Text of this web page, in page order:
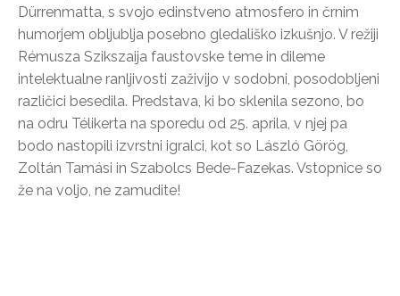
Dürrenmatta, s svojo edinstveno atmosfero in črnim
humorjem obljublja posebno gledališko izkušnjo. V režiji
Rémusza Szikszaija faustovske teme in dileme
intelektualne ranljivosti zaživijo v sodobni, posodobljeni
različici besedila. Predstava, ki bo sklenila sezono, bo
na odru Télikerta na sporedu od 25. aprila, v njej pa
bodo nastopili izvrstni igralci, kot so László Görög,
Zoltán Tamási in Szabolcs Bede-Fazekas. Vstopnice so
že na voljo, ne zamudite!